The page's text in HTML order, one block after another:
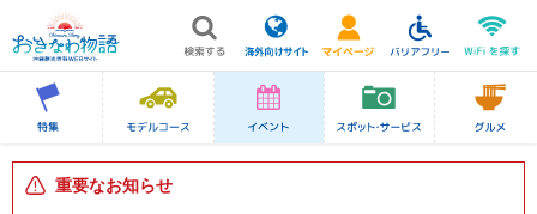
重要なお知らせ